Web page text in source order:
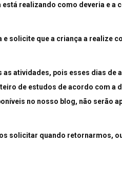
realizando como deveria e a
solicite que a criança a realize
atividades, pois esses dias de
de estudos de acordo com a
no nosso blog, não serão
solicitar quando retornarmos, ou